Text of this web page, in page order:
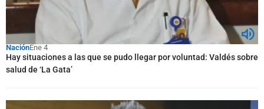
NaciónEne 4
Hay situaciones a las que se pudo llegar por voluntad: Valdés sobre
salud de ‘La Gata’